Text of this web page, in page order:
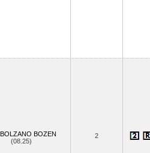
BOLZANO BOZEN
(08.25)
2